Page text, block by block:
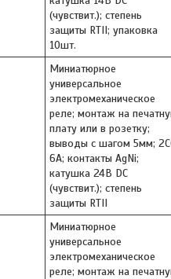
(чувствит.); степень
защиты RTII; упаковка
10шт.
Миниатюрное
универсальное
электромеханическое
реле; монтаж на
плату или в розетку;
выводы с шагом 5мм;
6A; контакты AgNi;
катушка 24В DC
(чувствит.); степень
защиты RTII
Миниатюрное
универсальное
электромеханическое
реле; монтаж на